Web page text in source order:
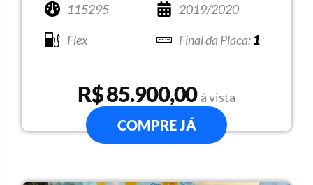
115295
2019/2020
Flex
1
R$ 85.900,00 à vista
COMPRE JÁ